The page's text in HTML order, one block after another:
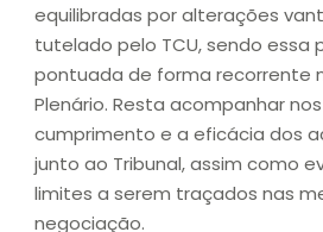
equilibradas por alterações
tutelado pelo TCU, sendo essa
pontuada de forma recorrente
Plenário. Resta acompanhar
cumprimento e a eficácia dos
junto ao Tribunal, assim como
limites a serem traçados nas
negociação.